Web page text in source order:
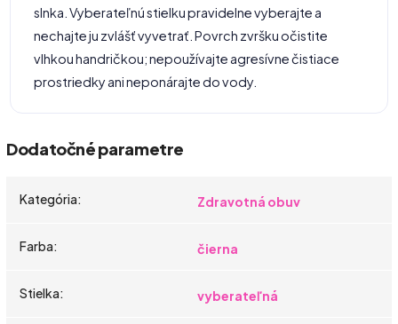
slnka. Vyberateľnú stielku pravidelne vyberajte a
nechajte ju zvlášť vyvetrať. Povrch zvršku očistite
vlhkou handričkou; nepoužívajte agresívne čistiace
prostriedky ani neponárajte do vody.
Dodatočné parametre
Kategória: Zdravotná obuv
Farba: čierna
Stielka: vyberateľná